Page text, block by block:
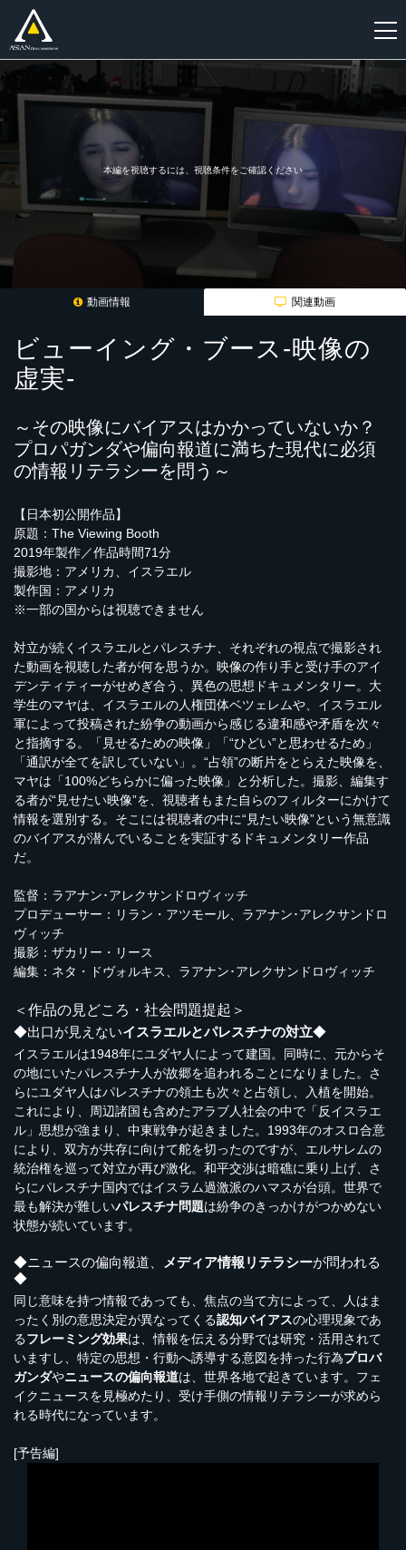
新
登
本編を視聴するには、視聴条件をご確認ください
動画情報 関連動画
ビューイング・ブース-映像の
虚実-
～その映像にバイアスはかかっていないか？
プロパガンダや偏向報道に満ちた現代に必須
の情報リテラシーを問う～
【日本初公開作品】
原題：The Viewing Booth
2019年製作／作品時間71分
撮影地：アメリカ、イスラエル
製作国：アメリカ
※一部の国からは視聴できません
対立が続くイスラエルとパレスチナ、それぞれの視点で撮影され
た動画を視聴した者が何を思うか。映像の作り手と受け手のアイ
デンティティーがせめぎ合う、異色の思想ドキュメンタリー。大
学生のマヤは、イスラエルの人権団体ベツェレムや、イスラエル
軍によって投稿された紛争の動画から感じる違和感や矛盾を次々
と指摘する。「見せるための映像」「“ひどい”と思わせるため」
「通訳が全てを訳していない」。“占領”の断片をとらえた映像を、
マヤは「100%どちらかに偏った映像」と分析した。撮影、編集す
る者が“見せたい映像”を、視聴者もまた自らのフィルターにかけて
情報を選別する。そこには視聴者の中に“見たい映像”という無意識
のバイアスが潜んでいることを実証するドキュメンタリー作品
だ。
監督：ラアナン･アレクサンドロヴィッチ
プロデューサー：リラン・アツモール、ラアナン･アレクサンドロ
ヴィッチ
撮影：ザカリー・リース
編集：ネタ・ドヴォルキス、ラアナン･アレクサンドロヴィッチ
＜作品の見どころ・社会問題提起＞
◆出口が見えないイスラエルとパレスチナの対立◆
イスラエルは1948年にユダヤ人によって建国。同時に、元からそ
の地にいたパレスチナ人が故郷を追われることになりました。さ
らにユダヤ人はパレスチナの領土も次々と占領し、入植を開始。
これにより、周辺諸国も含めたアラブ人社会の中で「反イスラエ
ル」思想が強まり、中東戦争が起きました。1993年のオスロ合意
により、双方が共存に向けて舵を切ったのですが、エルサレムの
統治権を巡って対立が再び激化。和平交渉は暗礁に乗り上げ、さ
らにパレスチナ国内ではイスラム過激派のハマスが台頭。世界で
最も解決が難しいパレスチナ問題は紛争のきっかけがつかめない
状態が続いています。
◆ニュースの偏向報道、 メディア情報リテラシーが問われる
◆
同じ意味を持つ情報であっても、焦点の当て方によって、人はま
ったく別の意思決定が異なってくる認知バイアスの心理現象であ
るフレーミング効果は、情報を伝える分野では研究・活用されて
いますし、特定の思想・行動へ誘導する意図を持った行為プロバ
ガンダやニュースの偏向報道は、世界各地で起きています。フェ
イクニュースを見極めたり、受け手側の情報リテラシーが求めら
れる時代になっています。
[予告編]